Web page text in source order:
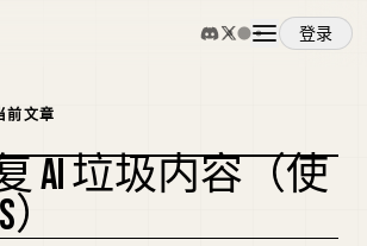
登录
的三个部分
循环
前文章
复刻封面
AI 垃圾内容（使